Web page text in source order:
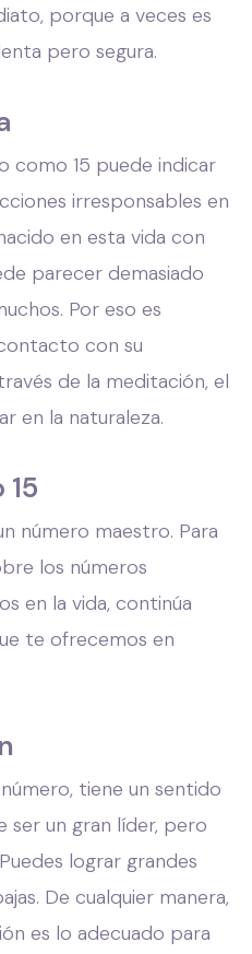
porque a veces es
pero segura.
como 15 puede indicar
irresponsables en
en esta vida con
parecer demasiado
Por eso es
con su
de la meditación, el
en la naturaleza.
número maestro. Para
los números
en la vida, continúa
te ofrecemos en
tiene un sentido
ser un gran líder, pero
lograr grandes
De cualquier manera,
es lo adecuado para